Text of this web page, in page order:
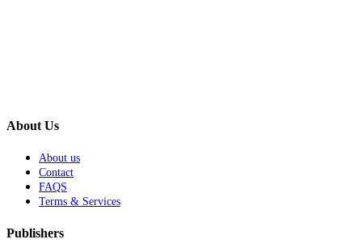
About Us
About us
Contact
FAQS
Terms & Services
Publishers